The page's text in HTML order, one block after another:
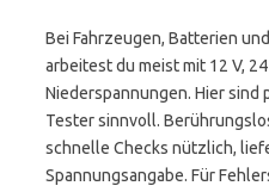
Bei Fahrzeugen, Batterien
arbeitest du meist mit 12 V,
Niederspannungen. Hier
Tester sinnvoll.
schnelle Checks nützlich,
Spannungsangabe. Für